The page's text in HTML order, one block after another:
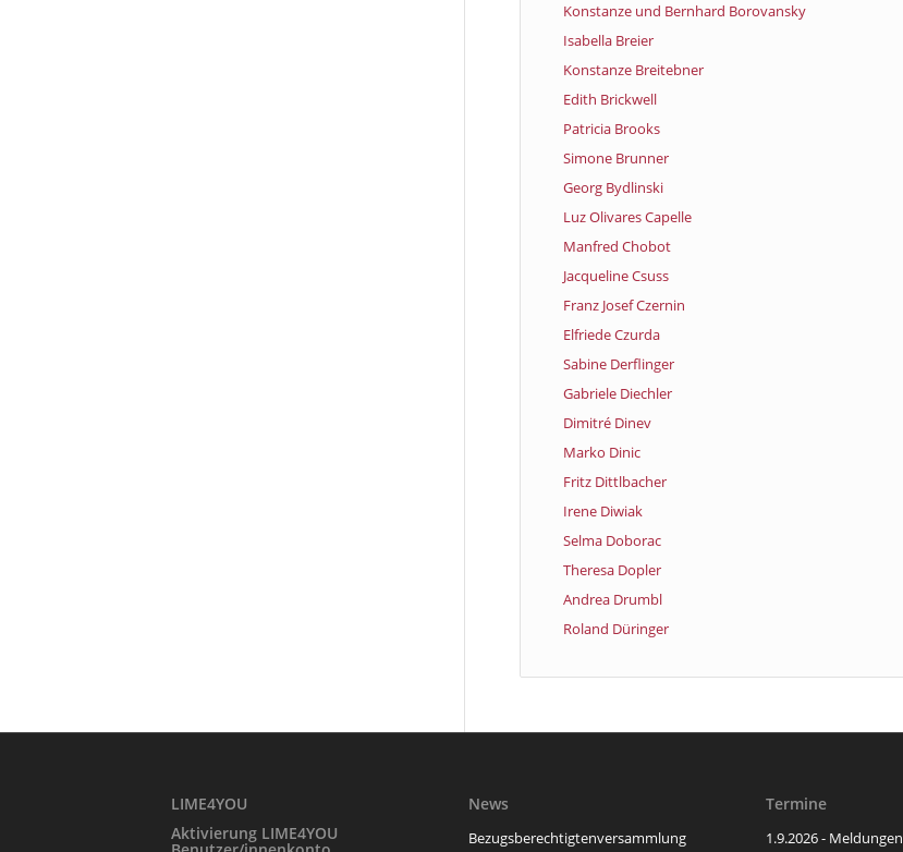
Konstanze und Bernhard Borovansky
Isabella Breier
Konstanze Breitebner
Edith Brickwell
Patricia Brooks
Simone Brunner
Georg Bydlinski
Luz Olivares Capelle
Manfred Chobot
Jacqueline Csuss
Franz Josef Czernin
Elfriede Czurda
Sabine Derflinger
Gabriele Diechler
Dimitré Dinev
Marko Dinic
Fritz Dittlbacher
Irene Diwiak
Selma Doborac
Theresa Dopler
Andrea Drumbl
Roland Düringer
LIME4YOU
Aktivierung LIME4YOU
News
Bezugsberechtigtenversammlung
Termine
1.9.2026 - Meldungen